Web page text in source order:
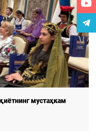
мустаҳкам